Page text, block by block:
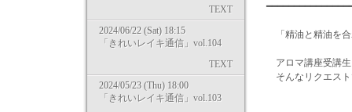
TEXT
2024/06/22 (Sat) 18:15
「きれいレイキ通信」vol.104
TEXT
2024/05/23 (Thu) 18:00
「きれいレイキ通信」vol.103
「精油と精油を合
アロマ講座受講
そんなリクエス